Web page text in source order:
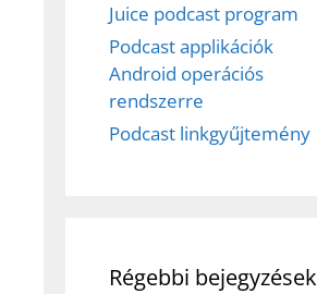
Juice podcast program
Podcast applikációk
Android operációs
rendszerre
Podcast linkgyűjtemény
Régebbi bejegyzések